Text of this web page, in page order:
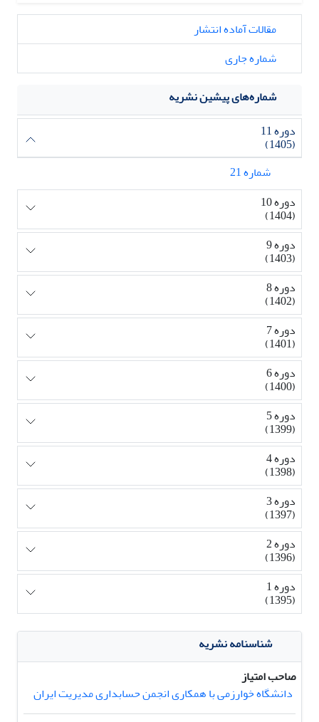
مقالات آماده انتشار
شماره جاری
شماره‌های پیشین نشریه
دوره 11
(1405)
شماره 21
دوره 10
(1404)
دوره 9
(1403)
دوره 8
(1402)
دوره 7
(1401)
دوره 6
(1400)
دوره 5
(1399)
دوره 4
(1398)
دوره 3
(1397)
دوره 2
(1396)
دوره 1
(1395)
شناسنامه نشریه
صاحب امتیاز
دانشگاه خوارزمی با همکاری انجمن حسابداری مدیریت ایران